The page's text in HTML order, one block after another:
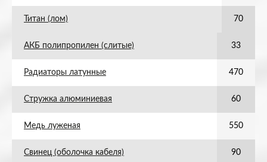
Титан (лом) 70
АКБ полипропилен (слитые) 33
Радиаторы латунные 470
Стружка алюминиевая 60
Медь луженая 550
Свинец (оболочка кабеля) 90